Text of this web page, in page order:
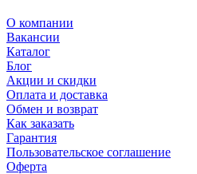
О компании
Вакансии
Каталог
Блог
Акции и скидки
Оплата и доставка
Обмен и возврат
Как заказать
Гарантия
Пользовательское соглашение
Оферта